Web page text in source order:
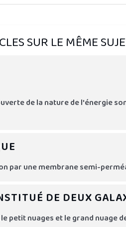
SUR LE MÊME
de la nature de l'énergie
par une membrane semi-
DE DEUX
petit nuages et le grand